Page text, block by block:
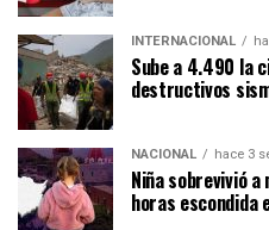
INTERNACIONAL
Sube a 4.490 la
destructivos
NACIONAL hace 3
Niña sobrevivió
horas escondida